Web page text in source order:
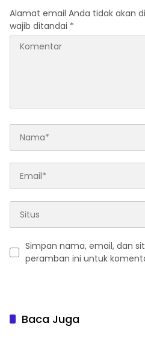
Alamat email Anda tidak akan
wajib ditandai *
Simpan nama, email, dan
peramban ini untuk
Baca Juga